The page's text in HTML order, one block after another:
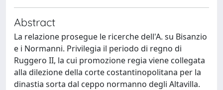
Abstract
La relazione prosegue le ricerche dell'A. su Bisanzio
e i Normanni. Privilegia il periodo di regno di
Ruggero II, la cui promozione regia viene collegata
alla dilezione della corte costantinopolitana per la
dinastia sorta dal ceppo normanno degli Altavilla.